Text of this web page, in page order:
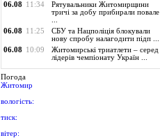
06.08 11:34
Рятувальники Житомирщини
тричі за добу прибирали повале
06.08 11:25
СБУ та Нацполіція блокували
нову спробу налагодити підп ...
06.08 10:09
Житомирські триатлети – серед
лідерів чемпіонату Україн ...
Погода
Житомир
вологість:
тиск:
вітер: